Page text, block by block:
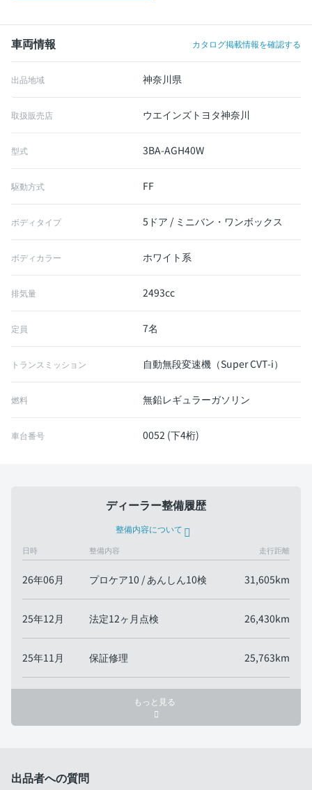
車両情報 カタログ掲載情報を確認する
出品地域 神奈川県
取扱販売店 ウエインズトヨタ神奈川
型式 3BA-AGH40W
駆動方式 FF
ボディタイプ 5ドア / ミニバン・ワンボックス
ボディカラー ホワイト系
排気量 2493cc
定員 7名
トランスミッション 自動無段変速機（Super CVT-i）
燃料 無鉛レギュラーガソリン
車台番号 0052 (下4桁)
ディーラー整備履歴
整備内容について
日時 整備内容 走行距離
26年06月 プロケア10 / あんしん10検 31,605km
25年12月 法定12ヶ月点検 26,430km
25年11月 保証修理 25,763km
もっと見る
出品者への質問